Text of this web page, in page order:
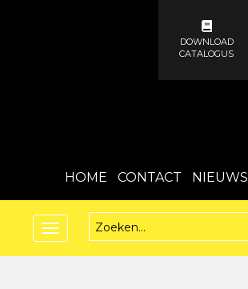
DOWNLOAD
CATALOGUS
HOME CONTACT NIEUWS
Toggle